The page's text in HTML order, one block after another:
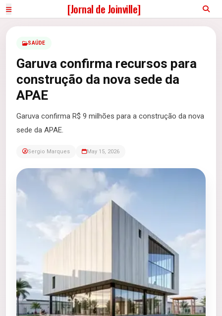
[Jornal de Joinville]
SAÚDE
Garuva confirma recursos para
construção da nova sede da
APAE
Garuva confirma R$ 9 milhões para a construção da nova
sede da APAE.
Sergio Marques May 15, 2026